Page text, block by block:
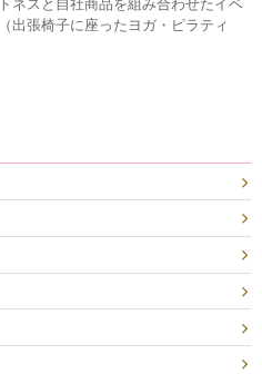
ネスと自社商品を組み合わせたイベ
出張椅子に座ったヨガ・ピラティ